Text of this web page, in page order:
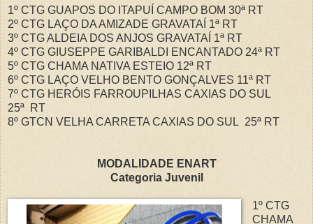
1º CTG GUAPOS DO ITAPUÍ CAMPO BOM 30ª RT
2º CTG LAÇO DA AMIZADE GRAVATAÍ 1ª RT
3º CTG ALDEIA DOS ANJOS GRAVATAÍ 1ª RT
4º CTG GIUSEPPE GARIBALDI ENCANTADO 24ª RT
5º CTG CHAMA NATIVA ESTEIO 12ª RT
6º CTG LAÇO VELHO BENTO GONÇALVES 11ª RT
7º CTG HERÓIS FARROUPILHAS CAXIAS DO SUL
25ª RT
8º GTCN VELHA CARRETA CAXIAS DO SUL 25ª RT
MODALIDADE ENART
Categoria Juvenil
1º CTG
CHAMA